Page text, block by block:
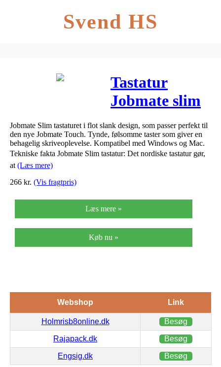
Svend HS
Tastatur
Jobmate slim
sort
ergonomisk
t/Jobmate
Jobmate Slim tastaturet i flot slank design, som passer perfekt til
den nye Jobmate Touch. Tynde, følsomme taster som giver en
behagelig skriveoplevelse. Kompatibel med Windows og Mac.
Tekniske fakta Jobmate Slim tastatur: Det nordiske tastatur gør,
at (Læs mere)
266 kr. (Vis fragtpris)
Læs mere »
Køb nu »
Webshop Link
Holmrisb8online.dk Besøg
Rajapack.dk Besøg
Engsig.dk Besøg